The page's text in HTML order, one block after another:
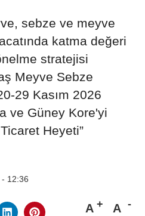
sebze ve meyve
katma değeri
stratejisi
Meyve Sebze
29 Kasım 2026
ve Güney Kore'yi
Heyeti”
12:36
A A